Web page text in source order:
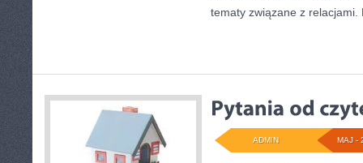
tematy związane z relacjami.
MAJ -
ADMIN